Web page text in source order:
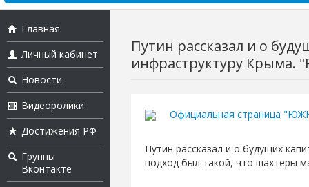
Главная
Личный кабинет
Новости
Видеоролики
Достижения РФ
Группы
Вконтакте
Путин рассказал и о
инфраструктуру Крыма.
Официальная страница
Путин рассказал и о будущих
подход был такой, что шахтеры